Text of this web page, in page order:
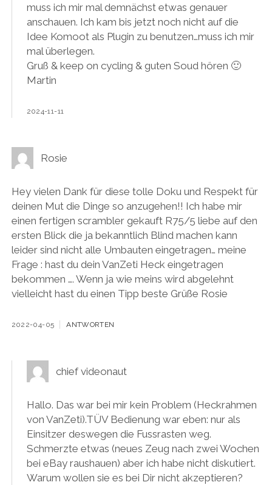
muss ich mir mal demnächst etwas genauer
anschauen. Ich kam bis jetzt noch nicht auf die
Idee Komoot als Plugin zu benutzen…muss ich mir
mal überlegen.
Gruß & keep on cycling & guten Soud hören 🙂
Martin
2024-11-11
Rosie
Hey vielen Dank für diese tolle Doku und Respekt für
deinen Mut die Dinge so anzugehen!! Ich habe mir
einen fertigen scrambler gekauft R75/5 liebe auf den
ersten Blick die ja bekanntlich Blind machen kann
leider sind nicht alle Umbauten eingetragen… meine
Frage : hast du dein VanZeti Heck eingetragen
bekommen …. Wenn ja wie meins wird abgelehnt
vielleicht hast du einen Tipp beste Grüße Rosie
2022-04-05 ANTWORTEN
chief videonaut
Hallo. Das war bei mir kein Problem (Heckrahmen
von VanZeti).TÜV Bedienung war eben: nur als
Einsitzer deswegen die Fussrasten weg.
Schmerzte etwas (neues Zeug nach zwei Wochen
bei eBay raushauen) aber ich habe nicht diskutiert.
Warum wollen sie es bei Dir nicht akzeptieren?